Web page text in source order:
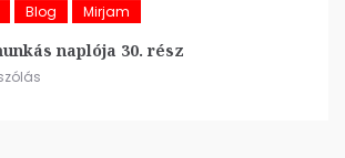
Blog Mirjam
naplója 30. rész